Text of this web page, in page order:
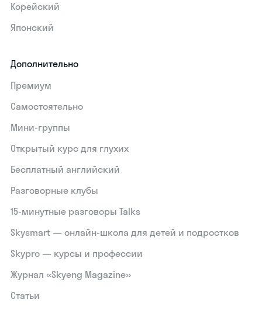
Корейский
Японский
Дополнительно
Премиум
Самостоятельно
Мини-группы
Открытый курс для глухих
Бесплатный английский
Разговорные клубы
15‑минутные разговоры Talks
Skysmart — онлайн-школа для детей и подростков
Skypro — курсы и профессии
Журнал «Skyeng Magazine»
Статьи